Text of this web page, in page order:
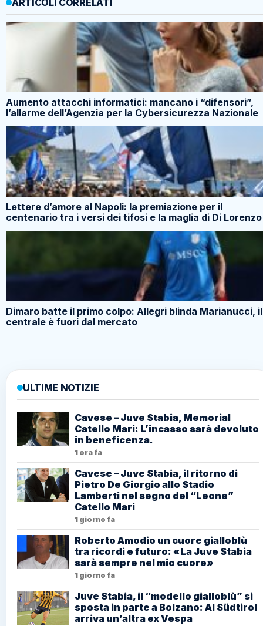
ARTICOLI CORRELATI
Aumento attacchi informatici: mancano i “difensori”,
l’allarme dell’Agenzia per la Cybersicurezza Nazionale
Lettere d’amore al Napoli: la premiazione per il
centenario tra i versi dei tifosi e la maglia di Di Lorenzo
Dimaro batte il primo colpo: Allegri blinda Marianucci, il
centrale è fuori dal mercato
ULTIME NOTIZIE
Cavese – Juve Stabia, Memorial
Catello Mari: L’incasso sarà devoluto
in beneficenza.
1 ora fa
Cavese – Juve Stabia, il ritorno di
Pietro De Giorgio allo Stadio
Lamberti nel segno del “Leone”
Catello Mari
1 giorno fa
Roberto Amodio un cuore gialloblù
tra ricordi e futuro: «La Juve Stabia
sarà sempre nel mio cuore»
1 giorno fa
Juve Stabia, il “modello gialloblù” si
sposta in parte a Bolzano: Al Südtirol
arriva un’altra ex Vespa